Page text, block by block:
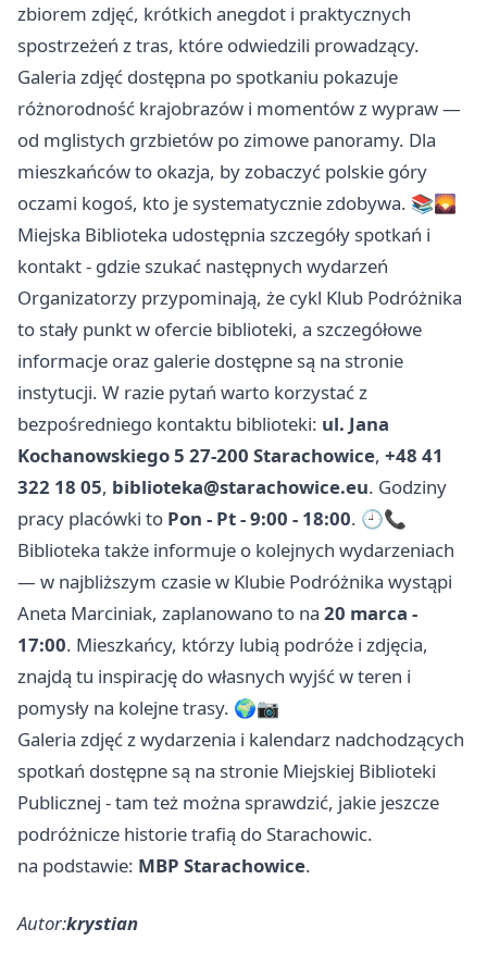
zbiorem zdjęć, krótkich anegdot i praktycznych
spostrzeżeń z tras, które odwiedzili prowadzący.
Galeria zdjęć dostępna po spotkaniu pokazuje
różnorodność krajobrazów i momentów z wypraw —
od mglistych grzbietów po zimowe panoramy. Dla
mieszkańców to okazja, by zobaczyć polskie góry
oczami kogoś, kto je systematycznie zdobywa. 📚🌄
Miejska Biblioteka udostępnia szczegóły spotkań i
kontakt - gdzie szukać następnych wydarzeń
Organizatorzy przypominają, że cykl Klub Podróżnika
to stały punkt w ofercie biblioteki, a szczegółowe
informacje oraz galerie dostępne są na stronie
instytucji. W razie pytań warto korzystać z
bezpośredniego kontaktu biblioteki: ul. Jana
Kochanowskiego 5 27-200 Starachowice, +48 41
322 18 05, biblioteka@starachowice.eu. Godziny
pracy placówki to Pon - Pt - 9:00 - 18:00. 🕘📞
Biblioteka także informuje o kolejnych wydarzeniach
— w najbliższym czasie w Klubie Podróżnika wystąpi
Aneta Marciniak, zaplanowano to na 20 marca -
17:00. Mieszkańcy, którzy lubią podróże i zdjęcia,
znajdą tu inspirację do własnych wyjść w teren i
pomysły na kolejne trasy. 🌍📷
Galeria zdjęć z wydarzenia i kalendarz nadchodzących
spotkań dostępne są na stronie Miejskiej Biblioteki
Publicznej - tam też można sprawdzić, jakie jeszcze
podróżnicze historie trafią do Starachowic.
na podstawie: MBP Starachowice.
Autor:krystian